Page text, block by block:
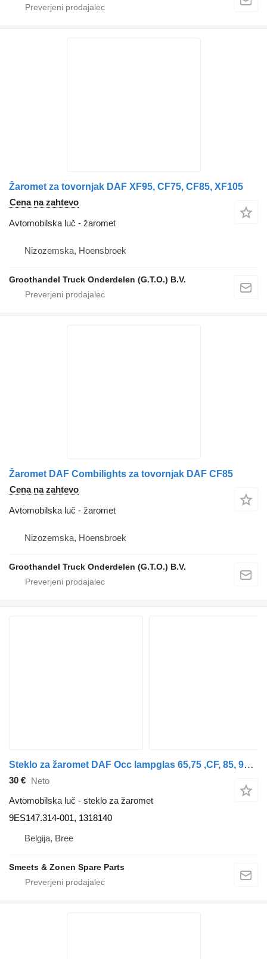
Žaromet za tovornjak DAF XF95, CF75, CF85, XF105
Cena na zahtevo
Avtomobilska luč - žaromet
Nizozemska, Hoensbroek
Groothandel Truck Onderdelen (G.T.O.) B.V.
Žaromet DAF Combilights za tovornjak DAF CF85
Cena na zahtevo
Avtomobilska luč - žaromet
Nizozemska, Hoensbroek
Groothandel Truck Onderdelen (G.T.O.) B.V.
Steklo za žaromet DAF Occ lampglas 65,75 ,CF, 85, 95 XF 9ES147.314-001 za tovornjak
30 € Neto
Avtomobilska luč - steklo za žaromet
9ES147.314-001, 1318140
Belgija, Bree
Smeets & Zonen Spare Parts